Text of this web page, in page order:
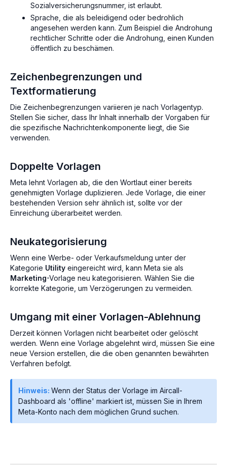
Sozialversicherungsnummer, ist erlaubt.
Sprache, die als beleidigend oder bedrohlich
angesehen werden kann. Zum Beispiel die Androhung
rechtlicher Schritte oder die Androhung, einen Kunden
öffentlich zu beschämen.
Zeichenbegrenzungen und
Textformatierung
Die Zeichenbegrenzungen variieren je nach Vorlagentyp.
Stellen Sie sicher, dass Ihr Inhalt innerhalb der Vorgaben für
die spezifische Nachrichtenkomponente liegt, die Sie
verwenden.
Doppelte Vorlagen
Meta lehnt Vorlagen ab, die den Wortlaut einer bereits
genehmigten Vorlage duplizieren. Jede Vorlage, die einer
bestehenden Version sehr ähnlich ist, sollte vor der
Einreichung überarbeitet werden.
Neukategorisierung
Wenn eine Werbe- oder Verkaufsmeldung unter der
Kategorie Utility eingereicht wird, kann Meta sie als
Marketing-Vorlage neu kategorisieren. Wählen Sie die
korrekte Kategorie, um Verzögerungen zu vermeiden.
Umgang mit einer Vorlagen-Ablehnung
Derzeit können Vorlagen nicht bearbeitet oder gelöscht
werden. Wenn eine Vorlage abgelehnt wird, müssen Sie eine
neue Version erstellen, die die oben genannten bewährten
Verfahren befolgt.
Hinweis: Wenn der Status der Vorlage im Aircall-
Dashboard als 'offline' markiert ist, müssen Sie in Ihrem
Meta-Konto nach dem möglichen Grund suchen.